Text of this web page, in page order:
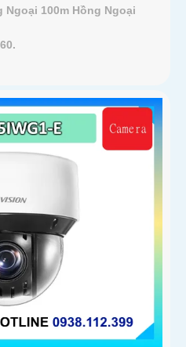
Ngoại 100m Hồng Ngoại